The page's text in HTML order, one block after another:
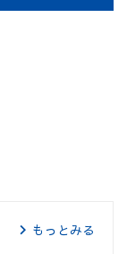
もっとみる